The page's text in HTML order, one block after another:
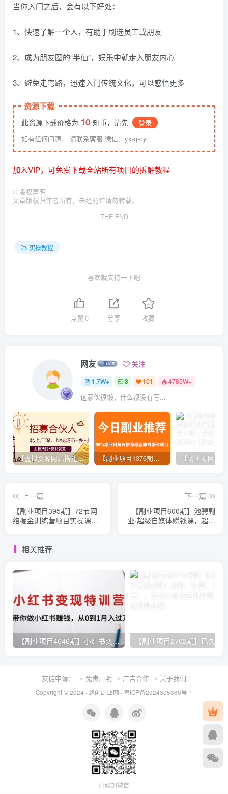
当你入门之后，会有以下好处：
1、快速了解一个人，有助于刷选员工或朋友
2、成为朋友圈的“半仙”，娱乐中就走入朋友内心
3、避免走弯路，迅速入门传统文化，可以感悟更多
资源下载
此资源下载价格为 10 知币，请先
登录
如有任何问题， 请联系客服 微信：yx-q-cy
加入VIP，可免费下载全站所有项目的拆解教程
© 版权声明
文章版权归作者所有，未经允许请勿转载。
THE END
实操教程
喜欢就支持一下吧
点赞0 分享 收藏
网友 关注
1.7W+ 3 101 4785W+
这家伙很懒，什么都没有写...
【虚拟资源网站搭建服务】加盟本站系统，做一个和本站一样的独立网站，躺赚的项目 【副业项目1376期】龟课最新闲鱼项目玩法实战教程_全新升级月收益几千到几万
上一篇
【副业项目395期】72节网
络掘金训练营项目实操课
下一篇
【副业项目600期】池骋副
业·超级自媒体赚钱课，超级
相关推荐
【副业项目4646期】小红书变现特训营：带你快速入局小红书，从0到1月入过万
友链申请： 免责声明 广告合作 关于我们
Copyright © 2024 · 悠闲副业网 · 粤ICP备2024305360号-1
扫码加微信